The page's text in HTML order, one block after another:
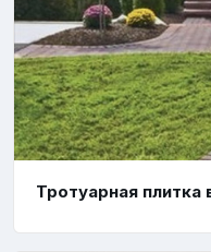
Тротуарная